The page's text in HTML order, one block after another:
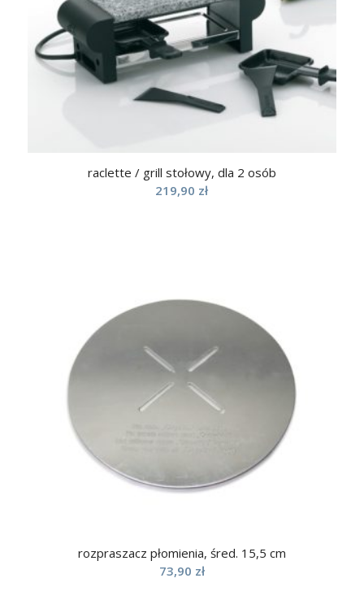
raclette / grill stołowy, dla 2 osób
219,90 zł
rozpraszacz płomienia, śred. 15,5 cm
73,90 zł